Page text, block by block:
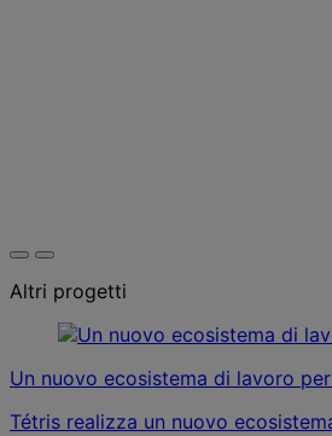
Altri progetti
Un nuovo ecosistema di lavoro
Tétris realizza un nuovo